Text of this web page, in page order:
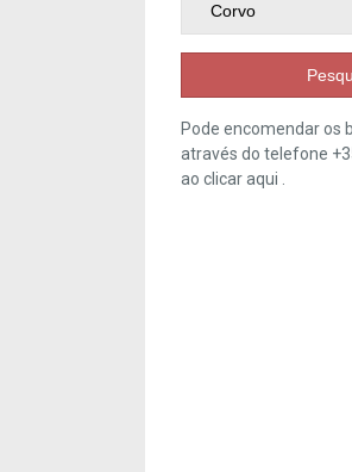
Pode encomendar os
através do telefone
ao clicaraqui